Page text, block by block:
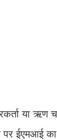
या
ईएमआई